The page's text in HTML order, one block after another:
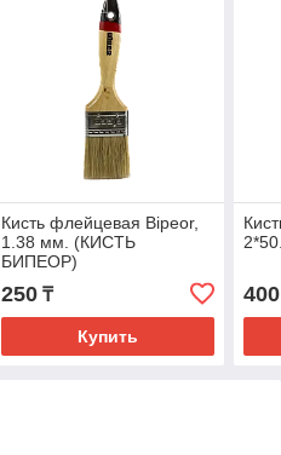
Кисть флейцевая Bipeor,
1.38 мм. (КИСТЬ
БИПЕОР)
250₸
Купить
400